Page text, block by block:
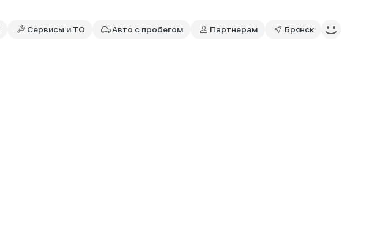
Сервисы и ТО Авто с пробегом Партнерам Брянск